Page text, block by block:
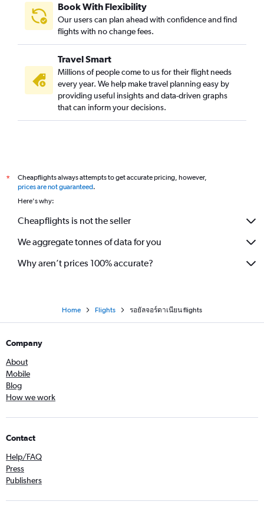
Book With Flexibility
Our users can plan ahead with confidence and find
flights with no change fees.
Travel Smart
Millions of people come to us for their flight needs
every year. We help make travel planning easy by
providing useful insights and data-driven graphs
that can inform your decisions.
*
Cheapflights always attempts to get accurate pricing, however,
prices are not guaranteed.
Here's why:
Cheapflights is not the seller
We aggregate tonnes of data for you
Why aren’t prices 100% accurate?
Home Flights รอยัลจอร์ดาเนียน flights
Company
About
Mobile
Blog
How we work
Contact
Help/FAQ
Press
Publishers